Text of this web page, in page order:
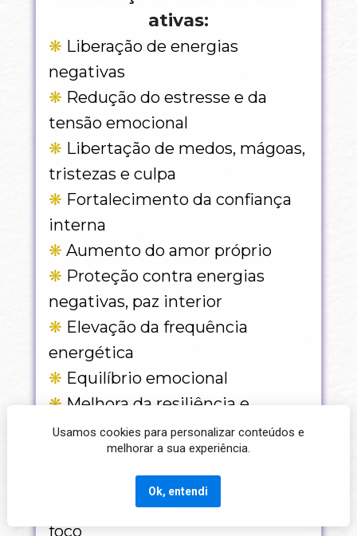
ativas:
❋ Liberação de energias
negativas
❋ Redução do estresse e da
tensão emocional
❋ Libertação de medos, mágoas,
tristezas e culpa
❋ Fortalecimento da confiança
interna
❋ Aumento do amor próprio
❋ Proteção contra energias
negativas, paz interior
❋ Elevação da frequência
energética
❋ Equilíbrio emocional
❋ Melhora da resiliência e
capacidade de lidar com desafios
Acesso a estados de
relaxamento profundo e calma
Estímulo à clareza mental e
foco
Usamos cookies para personalizar conteúdos e
melhorar a sua experiência.
Ok, entendi